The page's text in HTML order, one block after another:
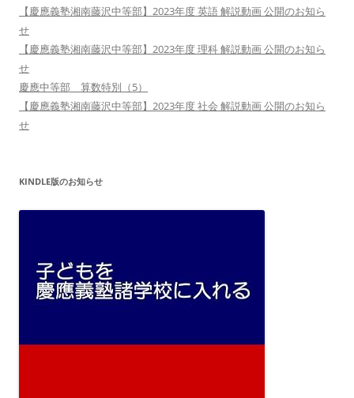
【慶應義塾湘南藤沢中等部】2023年度 英語 解説動画 公開のお知ら
せ
【慶應義塾湘南藤沢中等部】2023年度 理科 解説動画 公開のお知ら
せ
慶應中等部 算数特別（5）
【慶應義塾湘南藤沢中等部】2023年度 社会 解説動画 公開のお知ら
せ
KINDLE版のお知らせ